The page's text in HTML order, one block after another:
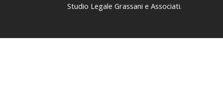
Studio Legale Grassani e Associati.